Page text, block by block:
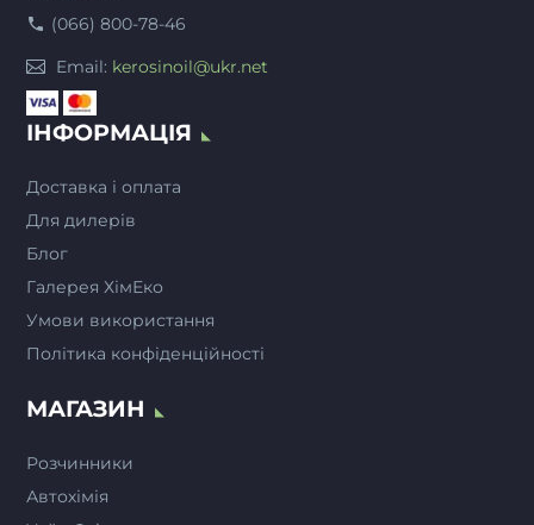
(066) 800-78-46
Email: kerosinoil@ukr.net
ІНФОРМАЦІЯ
Доставка і оплата
Для дилерів
Блог
Галерея ХімЕко
Умови використання
Політика конфіденційності
МАГАЗИН
Розчинники
Автохімія